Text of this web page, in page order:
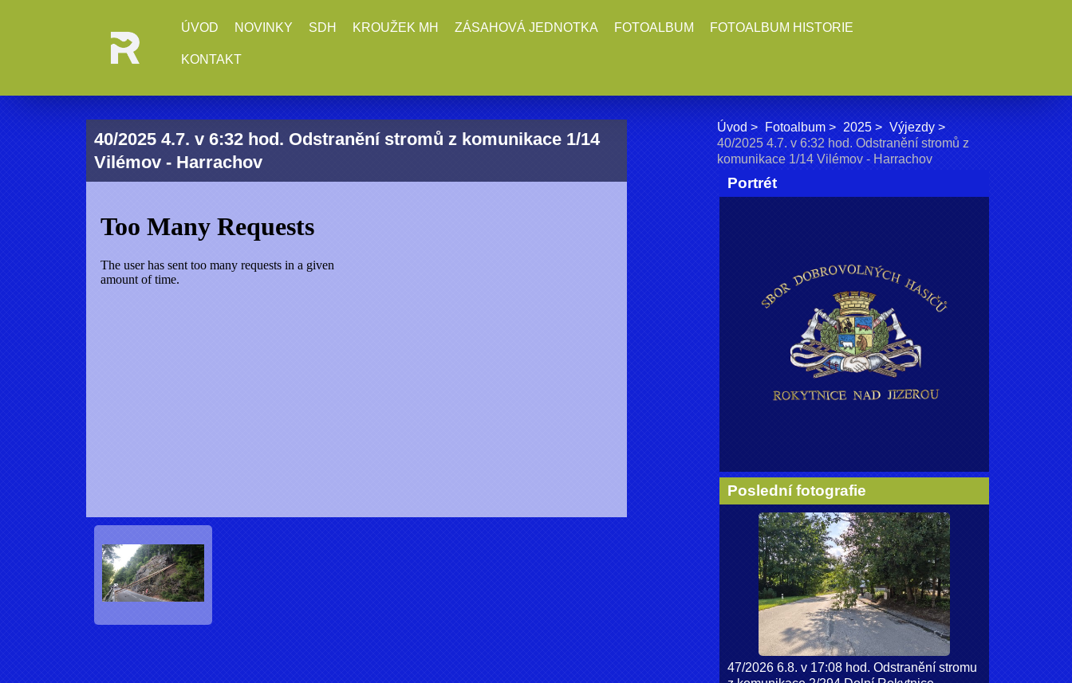
ÚVOD NOVINKY SDH KROUŽEK MH ZÁSAHOVÁ JEDNOTKA FOTOALBUM FOTOALBUM HISTORIE
KONTAKT
40/2025 4.7. v 6:32 hod. Odstranění stromů z komunikace 1/14
Vilémov - Harrachov
Úvod Fotoalbum 2025
Výjezdy
40/2025 4.7. v 6:32 hod. Odstranění stromů z
komunikace 1/14 Vilémov - Harrachov
Portrét
Poslední fotografie
47/2026 6.8. v 17:08 hod. Odstranění stromu